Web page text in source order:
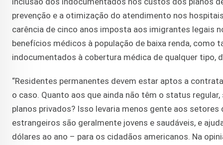
prevenção e a otimização do atendimento nos
carência de cinco anos imposta aos imigrantes legais
benefícios médicos à população de baixa renda, como
indocumentados à cobertura médica de qualquer tipo,
“Residentes permanentes devem estar aptos a
o caso. Quanto aos que ainda não têm o status
planos privados? Isso levaria menos gente aos
estrangeiros são geralmente jovens e saudáveis, e
dólares ao ano – para os cidadãos americanos. Na